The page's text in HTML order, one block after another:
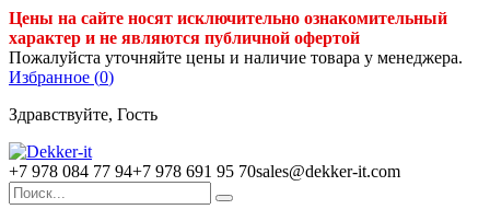
Цены на сайте носят исключительно ознакомительный
характер и не являются публичной офертой
Пожалуйста уточняйте цены и наличие товара у менеджера.
Избранное (0)
Здравствуйте, Гость
+7 978 084 77 94+7 978 691 95 70sales@dekker-it.com